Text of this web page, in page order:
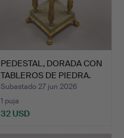
PEDESTAL, DORADA CON
TABLEROS DE PIEDRA.
Subastado 27 jun 2026
1 puja
32 USD